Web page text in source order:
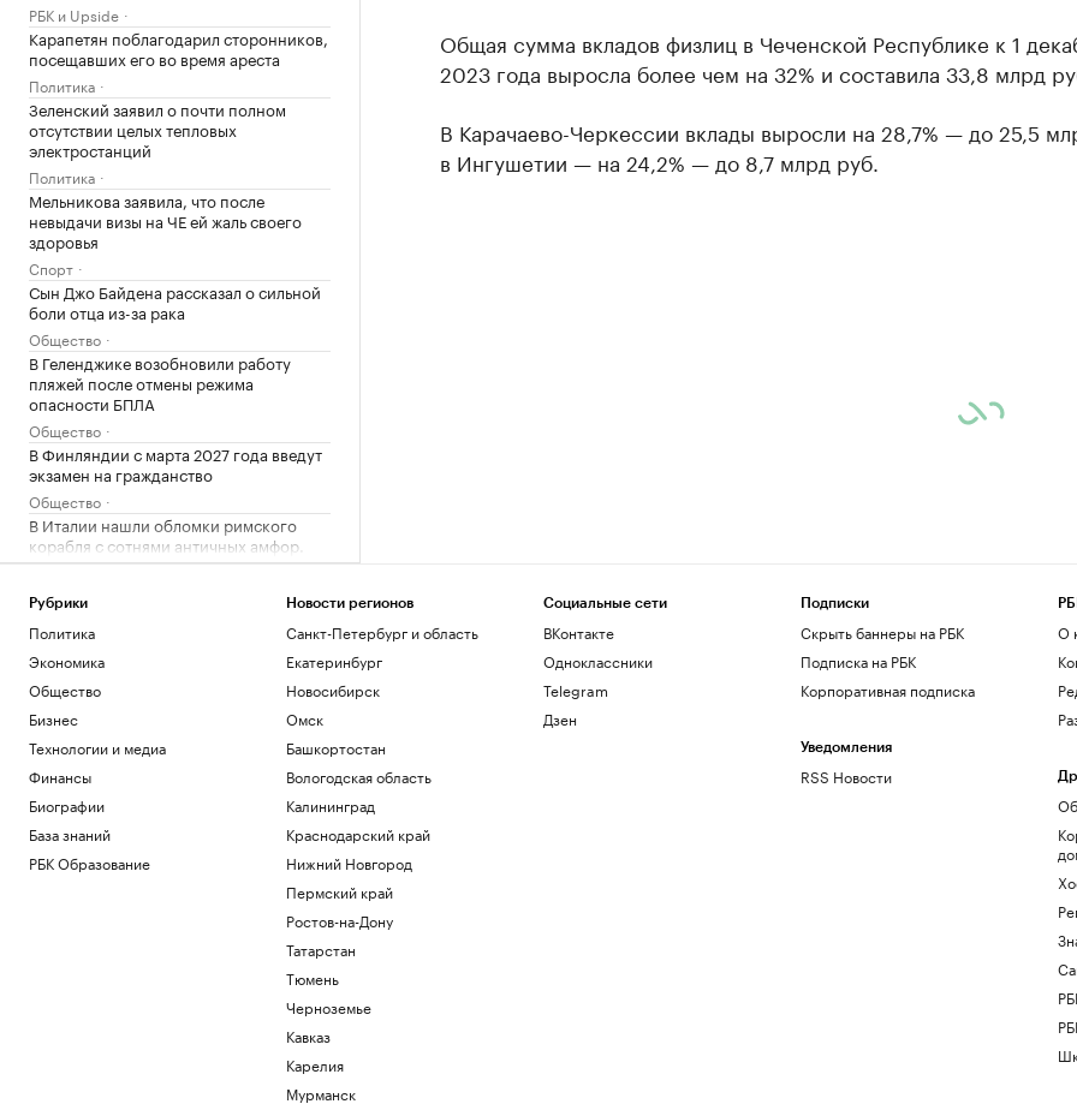
РБК и Upside
Карапетян поблагодарил сторонников,
посещавших его во время ареста
Политика
Зеленский заявил о почти полном
отсутствии целых тепловых
электростанций
Политика
Мельникова заявила, что после
невыдачи визы на ЧЕ ей жаль своего
здоровья
Спорт
Сын Джо Байдена рассказал о сильной
боли отца из-за рака
Общество
В Геленджике возобновили работу
пляжей после отмены режима
опасности БПЛА
Общество
В Финляндии с марта 2027 года введут
экзамен на гражданство
Общество
В Италии нашли обломки римского
корабля с сотнями античных амфор.
Видео
Влюби в себя инвестора: истории
компаний, разместивших облигации
РБК и МСП Банк
Форвард «Нижнего Новгорода» сделал
хет-трик за 14 минут в Первой лиге
Спорт
«Газпром» заметил антирекорд по
объему запасов газа в Европе
Бизнес
WSJ рассказала о находках, меняющих
представление об истории Китая
Общество
Общая сумма вкладов физлиц в Чеченской Республике к 1
2023 года выросла более чем на 32% и составила 33,8 млрд
В Карачаево-Черкессии вклады выросли на 28,7% — до 25,5
в Ингушетии — на 24,2% — до 8,7 млрд руб.
Рубрики
Политика
Экономика
Общество
Бизнес
Технологии и медиа
Финансы
Биографии
База знаний
РБК Образование
Новости регионов
Санкт-Петербург и область
Екатеринбург
Новосибирск
Омск
Башкортостан
Вологодская область
Калининград
Краснодарский край
Нижний Новгород
Пермский край
Ростов-на-Дону
Татарстан
Тюмень
Черноземье
Кавказ
Карелия
Мурманск
Социальные сети
ВКонтакте
Одноклассники
Telegram
Дзен
Подписки
Скрыть баннеры на РБК
Подписка на РБК
Корпоративная подписка
Уведомления
RSS Новости
О